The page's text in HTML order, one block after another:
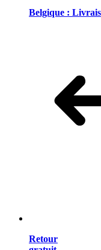
Belgique :
Retour